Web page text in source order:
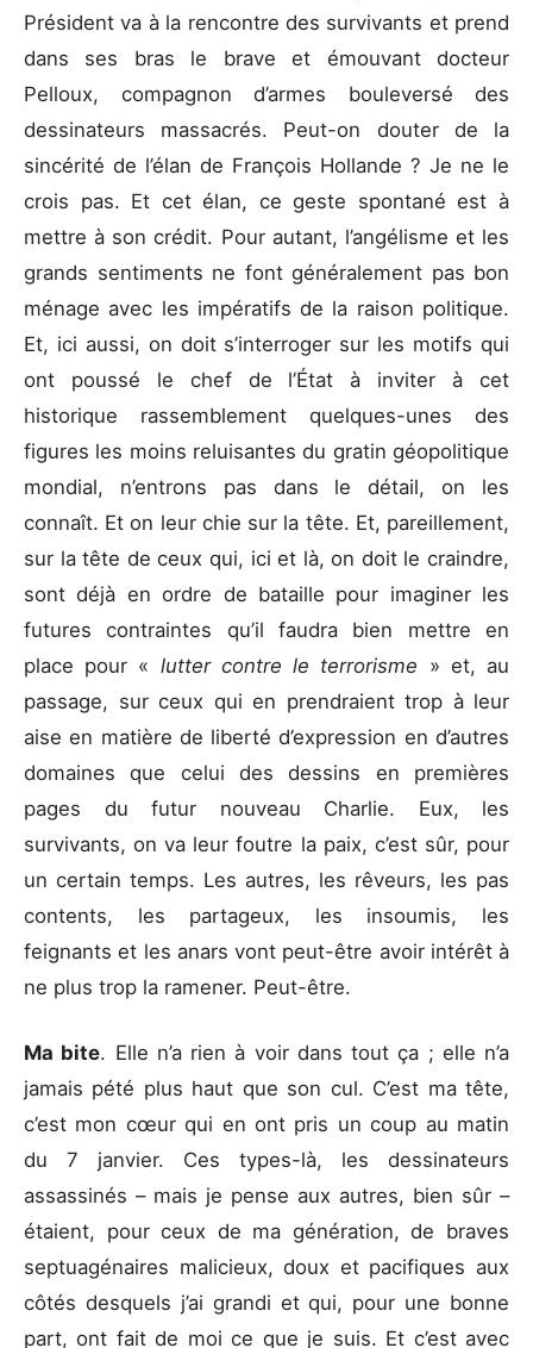
Président va à la rencontre des survivants et prend
dans ses bras le brave et émouvant docteur
Pelloux, compagnon d’armes bouleversé des
dessinateurs massacrés. Peut-on douter de la
sincérité de l’élan de François Hollande ? Je ne le
crois pas. Et cet élan, ce geste spontané est à
mettre à son crédit. Pour autant, l’angélisme et les
grands sentiments ne font généralement pas bon
ménage avec les impératifs de la raison politique.
Et, ici aussi, on doit s’interroger sur les motifs qui
ont poussé le chef de l’État à inviter à cet
historique rassemblement quelques-unes des
figures les moins reluisantes du gratin géopolitique
mondial, n’entrons pas dans le détail, on les
connaît. Et on leur chie sur la tête. Et, pareillement,
sur la tête de ceux qui, ici et là, on doit le craindre,
sont déjà en ordre de bataille pour imaginer les
futures contraintes qu’il faudra bien mettre en
place pour « lutter contre le terrorisme » et, au
passage, sur ceux qui en prendraient trop à leur
aise en matière de liberté d’expression en d’autres
domaines que celui des dessins en premières
pages du futur nouveau Charlie. Eux, les
survivants, on va leur foutre la paix, c’est sûr, pour
un certain temps. Les autres, les rêveurs, les pas
contents, les partageux, les insoumis, les
feignants et les anars vont peut-être avoir intérêt à
ne plus trop la ramener. Peut-être.
Ma bite. Elle n’a rien à voir dans tout ça ; elle n’a
jamais pété plus haut que son cul. C’est ma tête,
c’est mon cœur qui en ont pris un coup au matin
du 7 janvier. Ces types-là, les dessinateurs
assassinés – mais je pense aux autres, bien sûr –
étaient, pour ceux de ma génération, de braves
septuagénaires malicieux, doux et pacifiques aux
côtés desquels j’ai grandi et qui, pour une bonne
part, ont fait de moi ce que je suis. Et c’est avec